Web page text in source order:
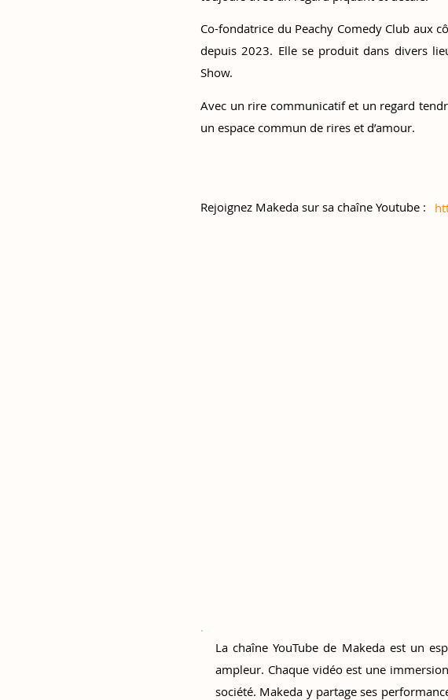
Co-fondatrice du Peachy Comedy Club aux
depuis 2023. Elle se produit dans divers
Show.
Avec un rire communicatif et un regard
un espace commun de rires et d’amour.
Rejoignez Makeda sur sa chaîne Youtube :
La chaîne YouTube de Makeda est un
ampleur. Chaque vidéo est une
société. Makeda y partage ses